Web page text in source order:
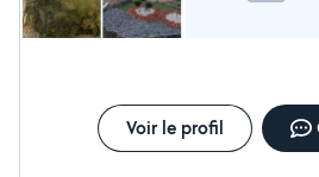
Voir le profil